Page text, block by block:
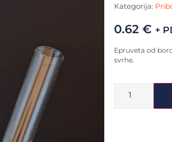
Kategorija:
0.62 € +
Epruveta od
svrhe.